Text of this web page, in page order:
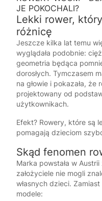
JE POKOCHALI?
Lekki rower,
różnicę
Jeszcze kilka lat temu
wyglądała podobnie:
geometria będąca
dorosłych. Tymczasem
na głowie i pokazała,
projektowany od
użytkownikach.
Efekt? Rowery, które są
pomagają dzieciom
Skąd fenomen
Marka powstała w
założyciele nie mogli
własnych dzieci.
modele: